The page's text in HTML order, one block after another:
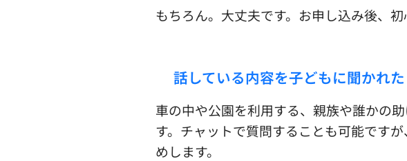
もちろん。大丈夫です。お申し込み後、
☑︎話している内容を子どもに聞かれ
車の中や公園を利用する、親族や誰かの
す。チャットで質問することも可能です
めします。